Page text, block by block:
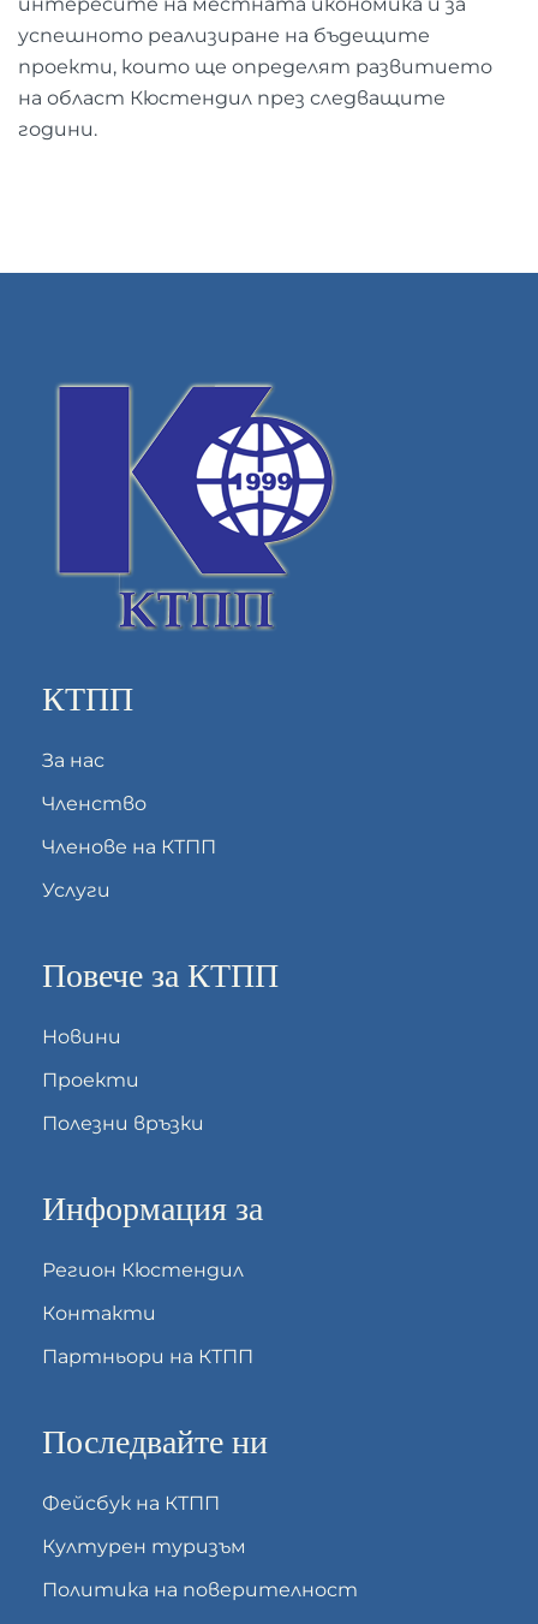
успешното реализиране на бъдещите
проекти, които ще определят развитието
на област Кюстендил през следващите
години.
КТПП
За нас
Членство
Членове на КТПП
Услуги
Повече за КТПП
Новини
Проекти
Полезни връзки
Информация за
Регион Кюстендил
Контакти
Партньори на КТПП
Последвайте ни
Фейсбук на КТПП
Културен туризъм
Политика на поверителност